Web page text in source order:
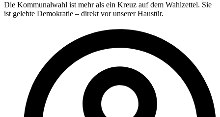
Die Kommunalwahl ist mehr als ein Kreuz auf dem Wahlzettel. Sie
ist gelebte Demokratie – direkt vor unserer Haustür.